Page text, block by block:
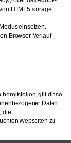
HTML5 storage
einsetzen.
Browser-Verlauf
bereitstellen, gilt diese
Daten
die
Webseiten zu